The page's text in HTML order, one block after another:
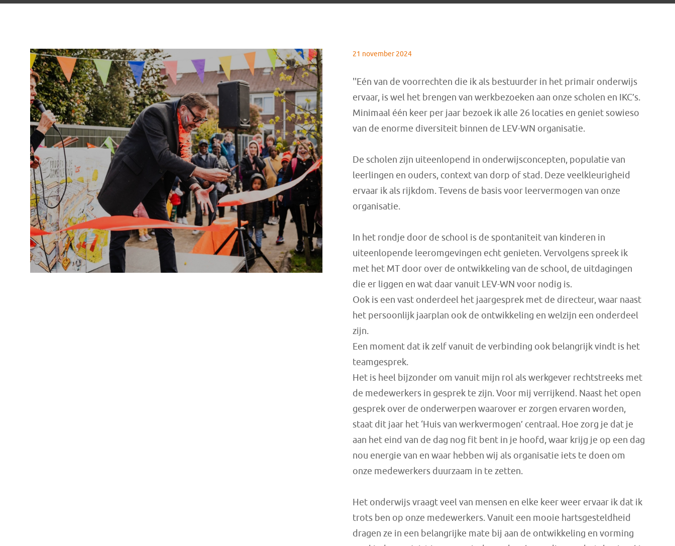
21 november 2024
''Eén van de voorrechten die ik als bestuurder in het primair onderwijs
ervaar, is wel het brengen van werkbezoeken aan onze scholen en IKC’s.
Minimaal één keer per jaar bezoek ik alle 26 locaties en geniet sowieso
van de enorme diversiteit binnen de LEV-WN organisatie.
De scholen zijn uiteenlopend in onderwijsconcepten, populatie van
leerlingen en ouders, context van dorp of stad. Deze veelkleurigheid
ervaar ik als rijkdom. Tevens de basis voor leervermogen van onze
organisatie.
In het rondje door de school is de spontaniteit van kinderen in
uiteenlopende leeromgevingen echt genieten. Vervolgens spreek ik
met het MT door over de ontwikkeling van de school, de uitdagingen
die er liggen en wat daar vanuit LEV-WN voor nodig is.
Ook is een vast onderdeel het jaargesprek met de directeur, waar naast
het persoonlijk jaarplan ook de ontwikkeling en welzijn een onderdeel
zijn.
Een moment dat ik zelf vanuit de verbinding ook belangrijk vindt is het
teamgesprek.
Het is heel bijzonder om vanuit mijn rol als werkgever rechtstreeks met
de medewerkers in gesprek te zijn. Voor mij verrijkend. Naast het open
gesprek over de onderwerpen waarover er zorgen ervaren worden,
staat dit jaar het ‘Huis van werkvermogen’ centraal. Hoe zorg je dat je
aan het eind van de dag nog fit bent in je hoofd, waar krijg je op een dag
nou energie van en waar hebben wij als organisatie iets te doen om
onze medewerkers duurzaam in te zetten.
Het onderwijs vraagt veel van mensen en elke keer weer ervaar ik dat ik
trots ben op onze medewerkers. Vanuit een mooie hartsgesteldheid
dragen ze in een belangrijke mate bij aan de ontwikkeling en vorming